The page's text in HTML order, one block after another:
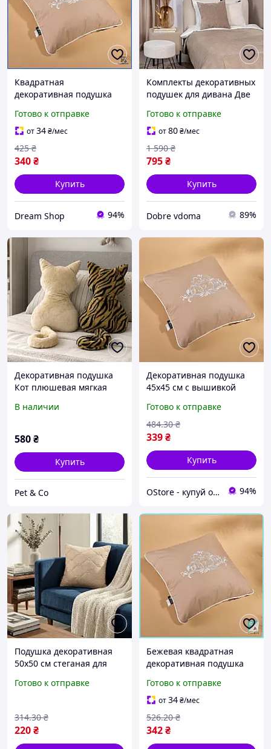
Квадратная
декоративная подушка
кантом бежевого цвета
для дивана в интерьере
шоп1
Готово к отправке
от34₴/мес
340₴
425 ₴
Купить
Dream Shop 94%
Комплекты декоративных
подушек для дивана Две
плюша для
декорирования
интерьера
Готово к отправке
от80₴/мес
795₴
1 590 ₴
Купить
Dobre vdoma 89%
Декоративная подушка
Кот плюшевая мягкая
для дивана кровати и
Бежевый (5445)
В наличии
580₴
Купить
Pet & Co
Декоративная подушка
45х45 см с вышивкой
подушка на диван для
интерьера с кантом
Готово к отправке
339₴
484.30 ₴
Купить
OStore - купуй онлайн! 94%
Подушка декоративная
50х50 см стеганая для
подушка квадратная
бежевая
Готово к отправке
220₴
314.30 ₴
Бежевая квадратная
декоративная подушка
кантом для стильного
оформления дивана Гал1
Готово к отправке
от34₴/мес
342₴
526.20 ₴